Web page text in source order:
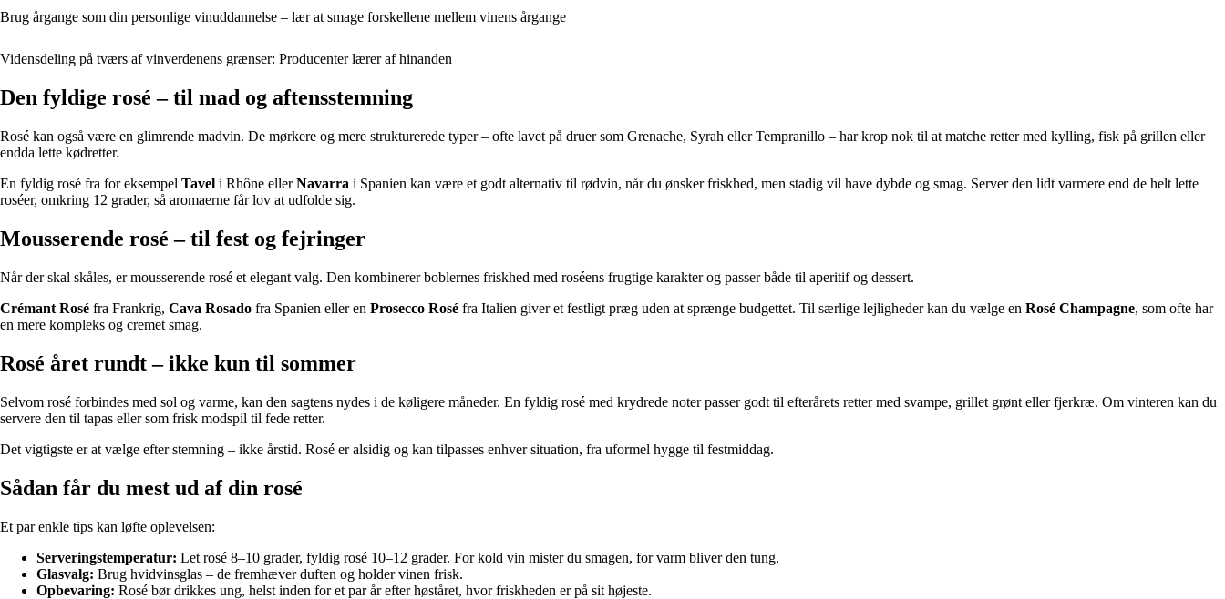
Brug årgange som din personlige vinuddannelse – lær at smage forskellene mellem vinens årgange
Vidensdeling på tværs af vinverdenens grænser: Producenter lærer af hinanden
Den fyldige rosé – til mad og aftensstemning
Rosé kan også være en glimrende madvin. De mørkere og mere strukturerede typer – ofte lavet på druer som Grenache, Syrah eller Tempranillo – har krop nok til at matche retter med kylling, fisk på grillen eller
endda lette kødretter.
En fyldig rosé fra for eksempel Tavel i Rhône ellerNavarra i Spanien kan være et godt alternativ til rødvin, når du ønsker friskhed, men stadig vil have dybde og smag. Server den lidt varmere end de helt lette
roséer, omkring 12 grader, så aromaerne får lov at udfolde sig.
Mousserende rosé – til fest og fejringer
Når der skal skåles, er mousserende rosé et elegant valg. Den kombinerer boblernes friskhed med roséens frugtige karakter og passer både til aperitif og dessert.
Crémant Rosé fra Frankrig, Cava Rosado fra Spanien eller en Prosecco Rosé fra Italien giver et festligt præg uden at sprænge budgettet. Til særlige lejligheder kan du vælge en Rosé Champagne, som ofte har
en mere kompleks og cremet smag.
Rosé året rundt – ikke kun til sommer
Selvom rosé forbindes med sol og varme, kan den sagtens nydes i de køligere måneder. En fyldig rosé med krydrede noter passer godt til efterårets retter med svampe, grillet grønt eller fjerkræ. Om vinteren kan du
servere den til tapas eller som frisk modspil til fede retter.
Det vigtigste er at vælge efter stemning – ikke årstid. Rosé er alsidig og kan tilpasses enhver situation, fra uformel hygge til festmiddag.
Sådan får du mest ud af din rosé
Et par enkle tips kan løfte oplevelsen:
Serveringstemperatur: Let rosé 8–10 grader, fyldig rosé 10–12 grader. For kold vin mister du smagen, for varm bliver den tung.
Glasvalg: Brug hvidvinsglas – de fremhæver duften og holder vinen frisk.
Opbevaring: Rosé bør drikkes ung, helst inden for et par år efter høståret, hvor friskheden er på sit højeste.